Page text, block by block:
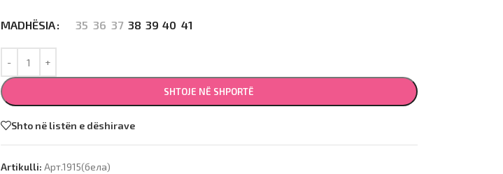
MADHËSIA 35 36 37 38 39 40 41
SHTOJE NË SHPORTË
Shto në listën e dëshirave
Artikulli: Арт.1915(бела)